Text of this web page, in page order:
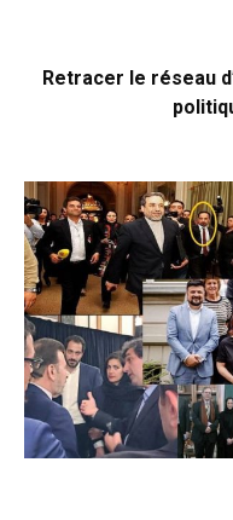
Retracer le réseau